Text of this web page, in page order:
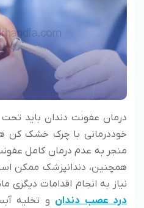
درمان عفونت دندان باید
خوددرمانی با چرک خشک کن
منجر به عدم درمان کامل
همچنین، دندانپزشک ممکن
نیاز به انجام اقدامات
درد عصب دندان و تخلیه